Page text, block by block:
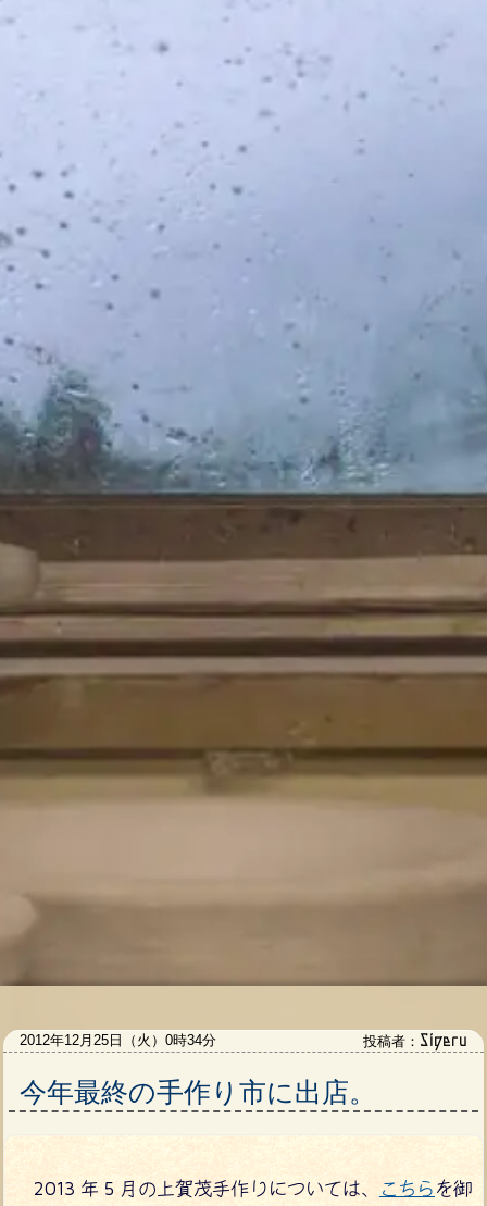
今年最終の手作り市に出店。
投稿者： Sigeru
2012年12月25日（火）0時34分
2013 年 5 月の上賀茂手作りについては、 こちら を御